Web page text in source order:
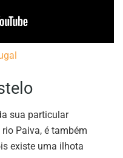
sua particular
Paiva, é também
existe uma ilhota